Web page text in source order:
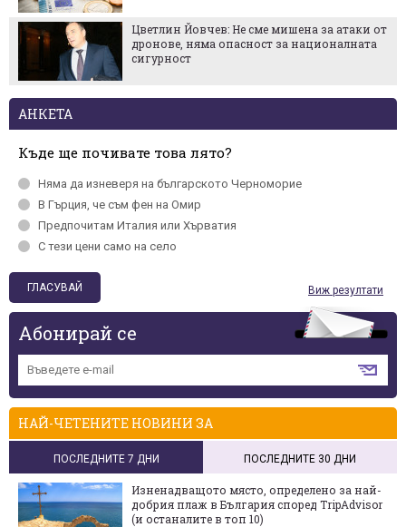
Цветлин Йовчев: Не сме мишена за атаки от
дронове, няма опасност за националната
сигурност
АНКЕТА
Къде ще почивате това лято?
Няма да изневеря на българското Черномориe
В Гърция, че съм фен на Омир
Предпочитам Италия или Хърватия
С тези цени само на село
Виж резултати
Абонирай се
НАЙ-ЧЕТЕНИТЕ НОВИНИ ЗА
ПОСЛЕДНИТЕ 7 ДНИ ПОСЛЕДНИТЕ 30 ДНИ
Изненадващото място, определено за най-
добрия плаж в България според TripAdvisor
(и останалите в топ 10)